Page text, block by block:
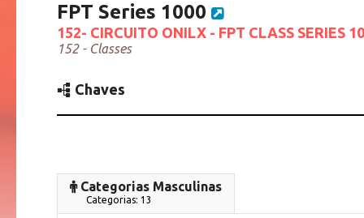
FPT Series 1000
152- CIRCUITO ONILX - FPT CLASS SERIES
152 - Classes
Chaves
Categorias Masculinas
Categorias: 13